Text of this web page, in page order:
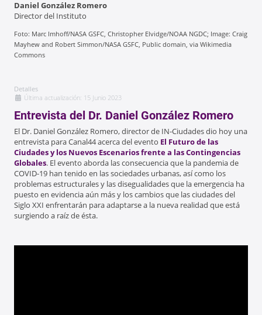
Daniel González Romero
Director del Instituto
Foto: Marc Imhoff/NASA GSFC, Christopher Elvidge/NOAA NGDC; Image: Craig
Mayhew and Robert Simmon/NASA GSFC, Public domain, via Wikimedia
Commons
Detalles
Última actualización: 15 Junio 2023
Entrevista del Dr. Daniel González Romero
El Dr. Daniel González Romero, director de IN-Ciudades dio hoy una
entrevista para Canal44 acerca del evento El Futuro de las
Ciudades y los Nuevos Escenarios frente a las Contingencias
Globales. El evento aborda las consecuencia que la pandemia de
COVID-19 han tenido en las sociedades urbanas, así como los
problemas estructurales y las disegualidades que la emergencia ha
puesto en evidencia aún más y los cambios que las ciudades del
Siglo XXI enfrentarán para adaptarse a la nueva realidad que está
surgiendo a raíz de ésta.